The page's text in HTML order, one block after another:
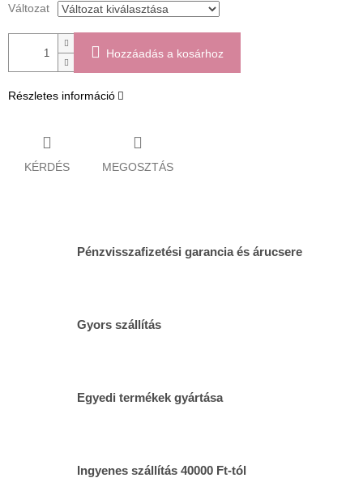
Változat
Hozzáadás a kosárhoz
Részletes információ
KÉRDÉS MEGOSZTÁS
Pénzvisszafizetési garancia és árucsere
Gyors szállítás
Egyedi termékek gyártása
Ingyenes szállítás 40000 Ft-tól